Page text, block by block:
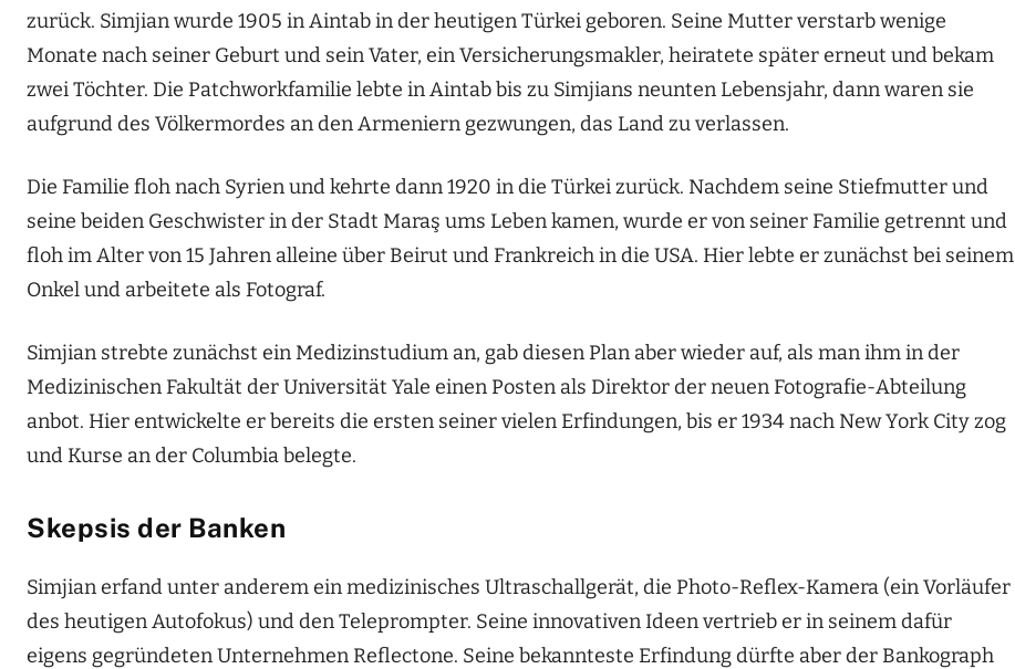
zurück. Simjian wurde 1905 in Aintab in der heutigen Türkei geboren. Seine Mutter verstarb wenige
Monate nach seiner Geburt und sein Vater, ein Versicherungsmakler, heiratete später erneut und bekam
zwei Töchter. Die Patchworkfamilie lebte in Aintab bis zu Simjians neunten Lebensjahr, dann waren sie
aufgrund des Völkermordes an den Armeniern gezwungen, das Land zu verlassen.
Die Familie floh nach Syrien und kehrte dann 1920 in die Türkei zurück. Nachdem seine Stiefmutter und
seine beiden Geschwister in der Stadt Maraş ums Leben kamen, wurde er von seiner Familie getrennt und
floh im Alter von 15 Jahren alleine über Beirut und Frankreich in die USA. Hier lebte er zunächst bei seinem
Onkel und arbeitete als Fotograf.
Simjian strebte zunächst ein Medizinstudium an, gab diesen Plan aber wieder auf, als man ihm in der
Medizinischen Fakultät der Universität Yale einen Posten als Direktor der neuen Fotografie-Abteilung
anbot. Hier entwickelte er bereits die ersten seiner vielen Erfindungen, bis er 1934 nach New York City zog
und Kurse an der Columbia belegte.
Skepsis der Banken
Simjian erfand unter anderem ein medizinisches Ultraschallgerät, die Photo-Reflex-Kamera (ein Vorläufer
des heutigen Autofokus) und den Teleprompter. Seine innovativen Ideen vertrieb er in seinem dafür
eigens gegründeten Unternehmen Reflectone. Seine bekannteste Erfindung dürfte aber der Bankograph